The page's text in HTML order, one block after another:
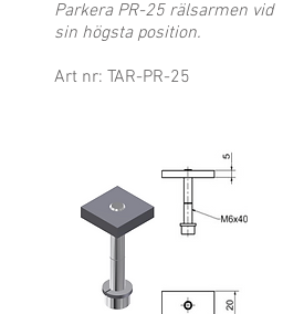
Parkera PR-25 rälsarmen vid
sin högsta position.
Art nr: TAR-PR-25